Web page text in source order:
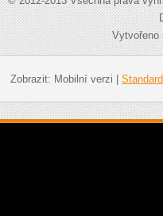
Zobrazit: Mobilní verzi